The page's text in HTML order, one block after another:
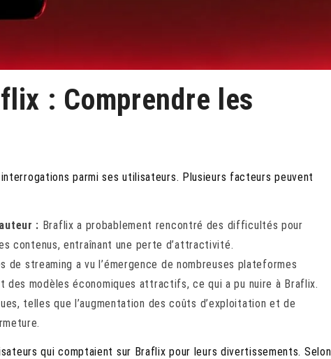
: Comprendre les
parmi ses utilisateurs. Plusieurs facteurs peuvent
: Braflix a probablement rencontré des difficultés pour
contenus, entraînant une perte d’attractivité.
de streaming a vu l’émergence de nombreuses plateformes
modèles économiques attractifs, ce qui a pu nuire à Braflix.
telles que l’augmentation des coûts d’exploitation et de
qui comptaient sur Braflix pour leurs divertissements. Selon